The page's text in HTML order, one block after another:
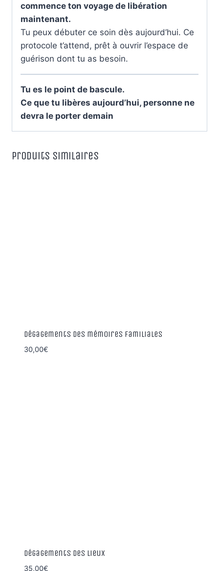
commence ton voyage de libération
maintenant.
Tu peux débuter ce soin dès aujourd’hui. Ce
protocole t’attend, prêt à ouvrir l’espace de
guérison dont tu as besoin.
Tu es le point de bascule.
Ce que tu libères aujourd’hui, personne ne
devra le porter demain
Produits similaires
Dégagements des mémoires familiales
30,00€
Dégagements des lieux
35,00€